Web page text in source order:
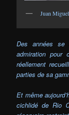
Juan
Des années
admiration pour
réellement
parties de sa
Et même
cichlidé de Rio